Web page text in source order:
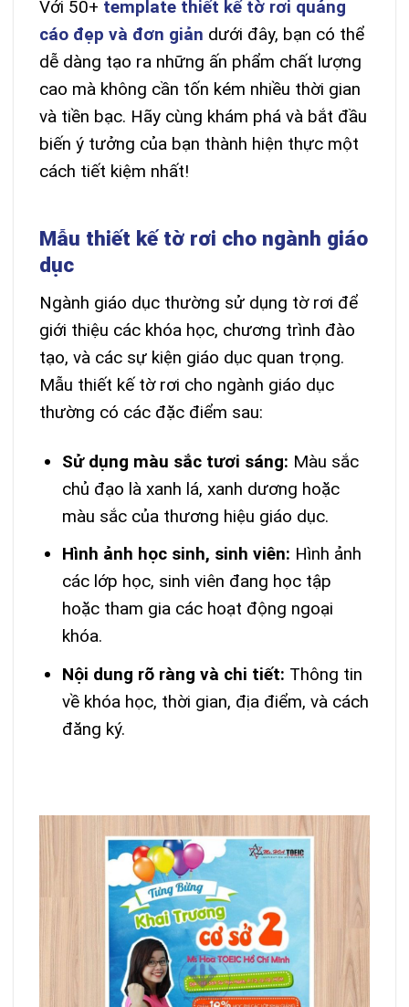
Với 50+ template thiết kế tờ rơi quảng
cáo đẹp và đơn giản dưới đây, bạn có thể
dễ dàng tạo ra những ấn phẩm chất lượng
cao mà không cần tốn kém nhiều thời gian
và tiền bạc. Hãy cùng khám phá và bắt đầu
biến ý tưởng của bạn thành hiện thực một
cách tiết kiệm nhất!
Mẫu thiết kế tờ rơi cho ngành giáo
dục
Ngành giáo dục thường sử dụng tờ rơi để
giới thiệu các khóa học, chương trình đào
tạo, và các sự kiện giáo dục quan trọng.
Mẫu thiết kế tờ rơi cho ngành giáo dục
thường có các đặc điểm sau:
Sử dụng màu sắc tươi sáng: Màu sắc
chủ đạo là xanh lá, xanh dương hoặc
màu sắc của thương hiệu giáo dục.
Hình ảnh học sinh, sinh viên: Hình ảnh
các lớp học, sinh viên đang học tập
hoặc tham gia các hoạt động ngoại
khóa.
Nội dung rõ ràng và chi tiết: Thông tin
về khóa học, thời gian, địa điểm, và cách
đăng ký.